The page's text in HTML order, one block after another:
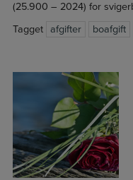
(25.900 – 2024) for
Tagget afgifter boafgift